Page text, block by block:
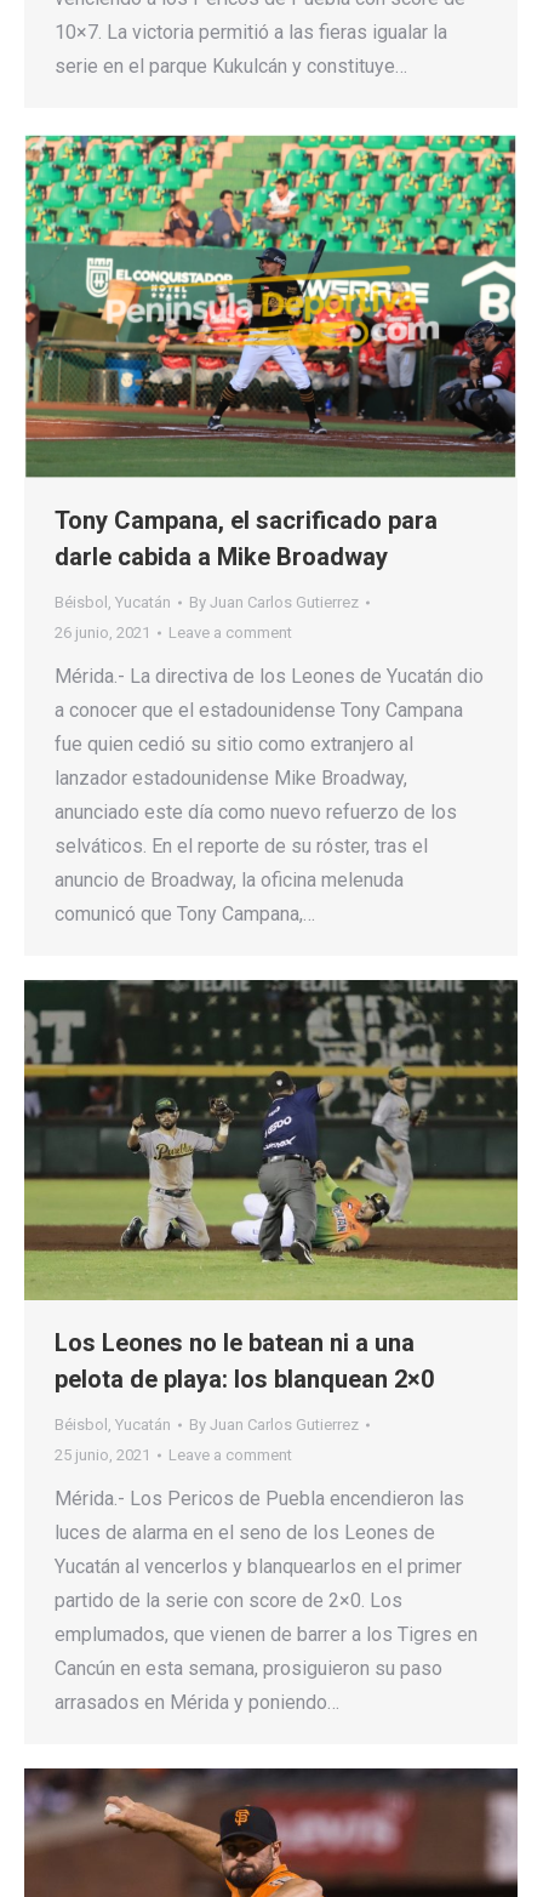
10×7. La victoria permitió a las fieras igualar la
serie en el parque Kukulcán y constituye…
Tony Campana, el sacrificado para
darle cabida a Mike Broadway
Béisbol , Yucatán By Juan Carlos Gutierrez
26 junio, 2021
Leave a comment
Mérida.- La directiva de los Leones de Yucatán dio
a conocer que el estadounidense Tony Campana
fue quien cedió su sitio como extranjero al
lanzador estadounidense Mike Broadway,
anunciado este día como nuevo refuerzo de los
selváticos. En el reporte de su róster, tras el
anuncio de Broadway, la oficina melenuda
comunicó que Tony Campana,…
Los Leones no le batean ni a una
pelota de playa: los blanquean 2×0
Béisbol , Yucatán By Juan Carlos Gutierrez
25 junio, 2021
Leave a comment
Mérida.- Los Pericos de Puebla encendieron las
luces de alarma en el seno de los Leones de
Yucatán al vencerlos y blanquearlos en el primer
partido de la serie con score de 2×0. Los
emplumados, que vienen de barrer a los Tigres en
Cancún en esta semana, prosiguieron su paso
arrasados en Mérida y poniendo…